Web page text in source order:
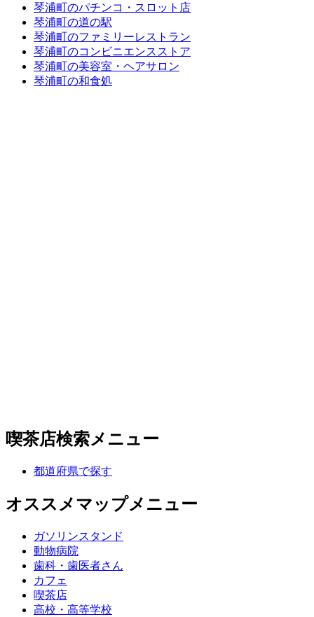
琴浦町のパチンコ・スロット店
琴浦町の道の駅
琴浦町のファミリーレストラン
琴浦町のコンビニエンスストア
琴浦町の美容室・ヘアサロン
琴浦町の和食処
喫茶店検索メニュー
都道府県で探す
オススメマップメニュー
ガソリンスタンド
動物病院
歯科・歯医者さん
カフェ
喫茶店
高校・高等学校